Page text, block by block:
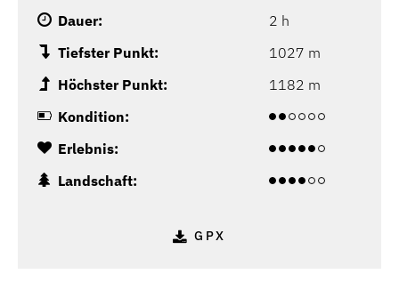
Dauer:
2 h
Tiefster Punkt:
1027 m
Höchster Punkt:
1182 m
Kondition:
Erlebnis:
Landschaft:
GPX